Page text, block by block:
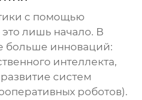
с помощью
лишь начало. В
больше инноваций:
интеллекта,
систем
роботов).